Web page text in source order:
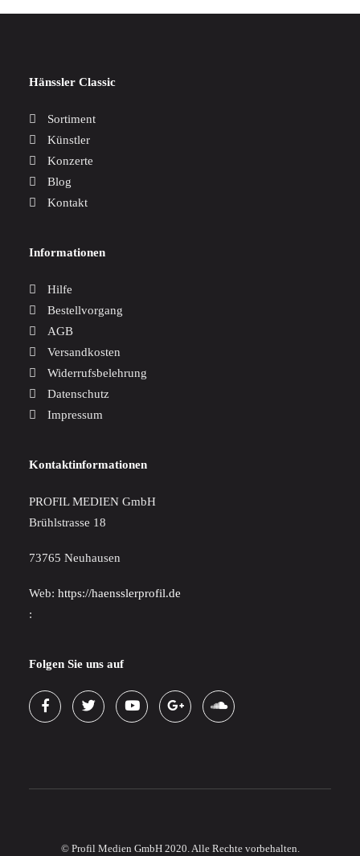
Hänssler Classic
Sortiment
Künstler
Konzerte
Blog
Kontakt
Informationen
Hilfe
Bestellvorgang
AGB
Versandkosten
Widerrufsbelehrung
Datenschutz
Impressum
Kontaktinformationen
PROFIL MEDIEN GmbH
Brühlstrasse 18
73765 Neuhausen
Web: https://haensslerprofil.de
:
Folgen Sie uns auf
© Profil Medien GmbH 2020. Alle Rechte vorbehalten.